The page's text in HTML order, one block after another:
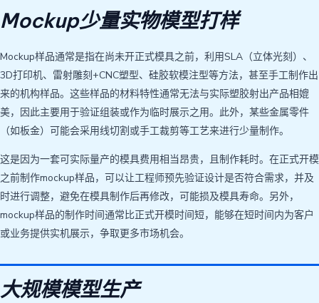
Mockup少量实物模型打样
Mockup样品通常是指在尚未开正式模具之前，利用SLA（立体光刻）、
3D打印机、雷射雕刻+CNC塑型、硅胶软模注型等方法，甚至手工制作出
来的机构样品。这些样品的材料特性通常无法与实际塑胶射出产品相媲
美，因此主要用于验证组装或作为临时展示之用。此外，某些金属零件
（如板金）可能会采用线切割或手工裁剪等工艺来进行少量制作。
这是因为一套可实际量产的模具费用相当昂贵，且制作耗时。在正式开模
之前制作mockup样品，可以让工程师预先验证设计是否符合需求，并及
时进行调整，避免在模具制作后再修改，可能损及模具寿命。另外，
mockup样品的制作时间通常比正式开模时间短，能够在短时间内为客户
或业务提供实机展示，争取更多市场机会。
大规模模型生产